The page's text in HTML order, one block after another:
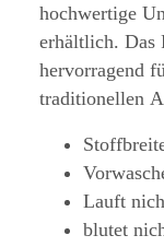
hochwertige
erhältlich. Das
hervorragend
traditionellen
Lauft
blutet